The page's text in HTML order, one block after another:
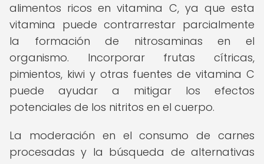
alimentos ricos en vitamina C, ya que esta
vitamina puede contrarrestar parcialmente
la formación de nitrosaminas en el
organismo. Incorporar frutas cítricas,
pimientos, kiwi y otras fuentes de vitamina C
puede ayudar a mitigar los efectos
potenciales de los nitritos en el cuerpo.
La moderación en el consumo de carnes
procesadas y la búsqueda de alternativas